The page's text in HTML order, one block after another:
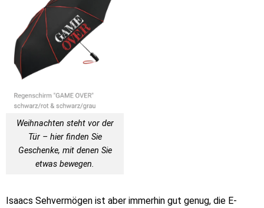
Weihnachten steht vor der
Tür – hier finden Sie
Geschenke, mit denen Sie
etwas bewegen.
Isaacs Sehvermögen ist aber immerhin gut genug, die E-